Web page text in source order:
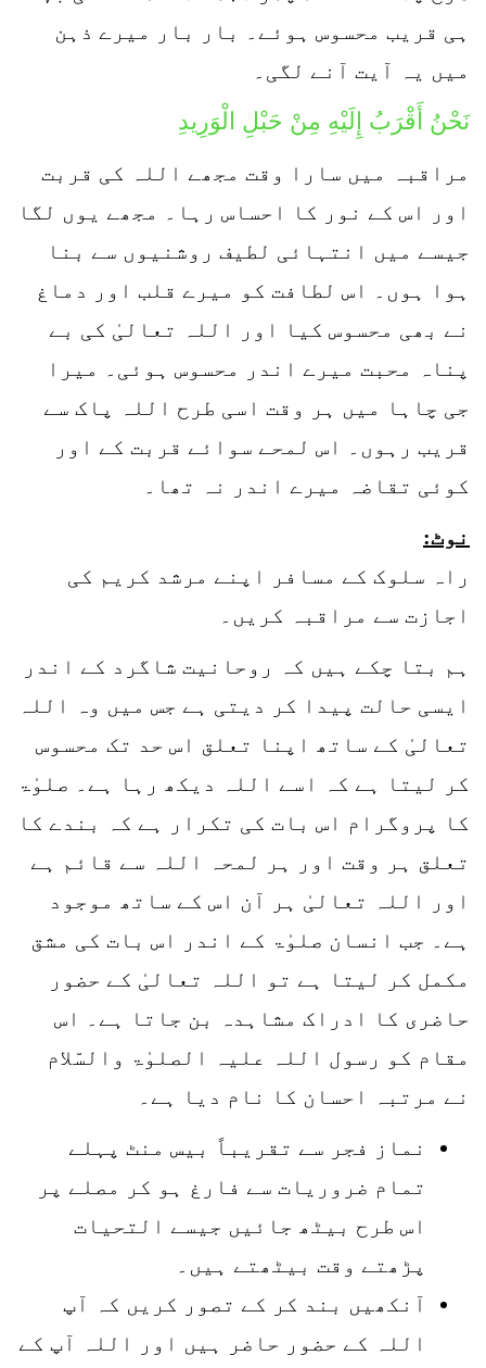
ہی قریب محسوس ہوئے۔ بار بار میرے ذہن
میں یہ آیت آنے لگی۔
نَحْنُ أَقْرَبُ إِلَيْهِ مِنْ حَبْلِ الْوَرِيدِ
مراقبہ میں سارا وقت مجھے اللہ کی قربت
اور اس کے نور کا احساس رہا۔ مجھے یوں لگا
جیسے میں انتہائی لطیف روشنیوں سے بنا
ہوا ہوں۔ اس لطافت کو میرے قلب اور دماغ
نے بھی محسوس کیا اور اللہ تعالیٰ کی بے
پناہ محبت میرے اندر محسوس ہوئی۔ میرا
جی چاہا میں ہر وقت اسی طرح اللہ پاک سے
قریب رہوں۔ اس لمحے سوائے قربت کے اور
کوئی تقاضہ میرے اندر نہ تھا۔
نوٹ:
راہ سلوک کے مسافر اپنے مرشد کریم کی
اجازت سے مراقبہ کریں۔
ہم بتا چکے ہیں کہ روحانیت شاگرد کے اندر
ایسی حالت پیدا کر دیتی ہے جس میں وہ اللہ
تعالیٰ کے ساتھ اپنا تعلق اس حد تک محسوس
کر لیتا ہے کہ اسے اللہ دیکھ رہا ہے۔ صلوٰۃ
کا پروگرام اس بات کی تکرار ہے کہ بندے کا
تعلق ہر وقت اور ہر لمحہ اللہ سے قائم ہے
اور اللہ تعالیٰ ہر آن اس کے ساتھ موجود
ہے۔ جب انسان صلوٰۃ کے اندر اس بات کی مشق
مکمل کر لیتا ہے تو اللہ تعالیٰ کے حضور
حاضری کا ادراک مشاہدہ بن جاتا ہے۔ اس
مقام کو رسول اللہ علیہ الصلوٰۃ والسّلام
نے مرتبہ احسان کا نام دیا ہے۔
نماز فجر سے تقریباً بیس منٹ پہلے
تمام ضروریات سے فارغ ہو کر مصلے پر
اس طرح بیٹھ جائیں جیسے التحیات
پڑھتے وقت بیٹھتے ہیں۔
آنکھیں بند کر کے تصور کریں کہ آپ
اللہ کے حضور حاضر ہیں اور اللہ آپ کے